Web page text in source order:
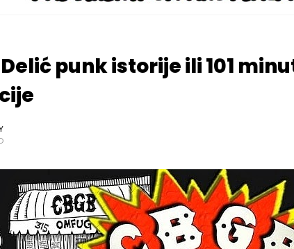
punk istorije ili 101